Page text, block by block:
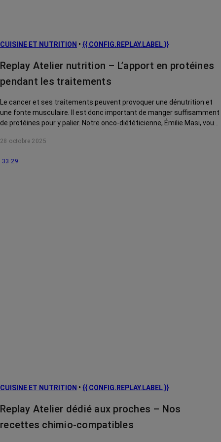
CUISINE ET NUTRITION • {{ CONFIG.REPLAY.LABEL }}
Replay Atelier nutrition – L’apport en protéines
pendant les traitements
Le cancer et ses traitements peuvent provoquer une dénutrition et
une fonte musculaire. Il est donc important de manger suffisamment
de protéines pour y palier. Notre onco-diététicienne, Émilie Masi, vous
28 octobre 2025
33:29
CUISINE ET NUTRITION • {{ CONFIG.REPLAY.LABEL }}
Replay Atelier dédié aux proches – Nos
recettes chimio-compatibles